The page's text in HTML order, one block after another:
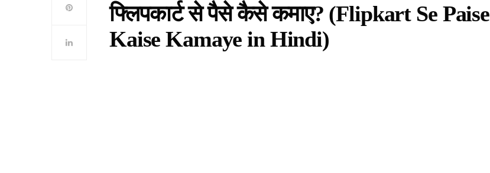
फ्लिपकार्ट से पैसे कैसे कमाए? (Flipkart Se Paise
Kaise Kamaye in Hindi)